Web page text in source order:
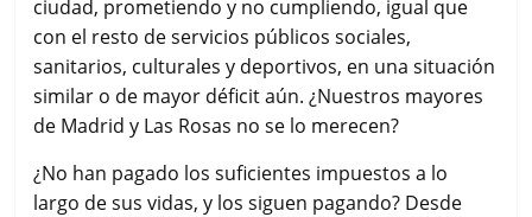
ciudad, prometiendo y no cumpliendo, igual que
con el resto de servicios públicos sociales,
sanitarios, culturales y deportivos, en una situación
similar o de mayor déficit aún. ¿Nuestros mayores
de Madrid y Las Rosas no se lo merecen?
¿No han pagado los suficientes impuestos a lo
largo de sus vidas, y los siguen pagando? Desde